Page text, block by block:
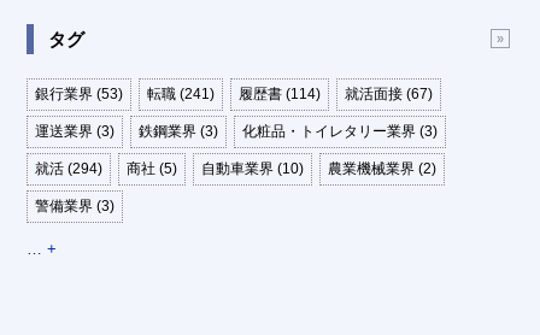
タグ
銀行業界 (53) 転職 (241) 履歴書 (114) 就活面接 (67)
運送業界 (3) 鉄鋼業界 (3) 化粧品・トイレタリー業界 (3)
就活 (294) 商社 (5) 自動車業界 (10) 農業機械業界 (2)
警備業界 (3)
… +